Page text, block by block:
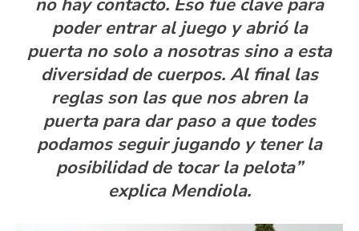
no hay contacto. Eso fue clave para
poder entrar al juego y abrió la
puerta no solo a nosotras sino a esta
diversidad de cuerpos. Al final las
reglas son las que nos abren la
puerta para dar paso a que todes
podamos seguir jugando y tener la
posibilidad de tocar la pelota”
explica Mendiola.